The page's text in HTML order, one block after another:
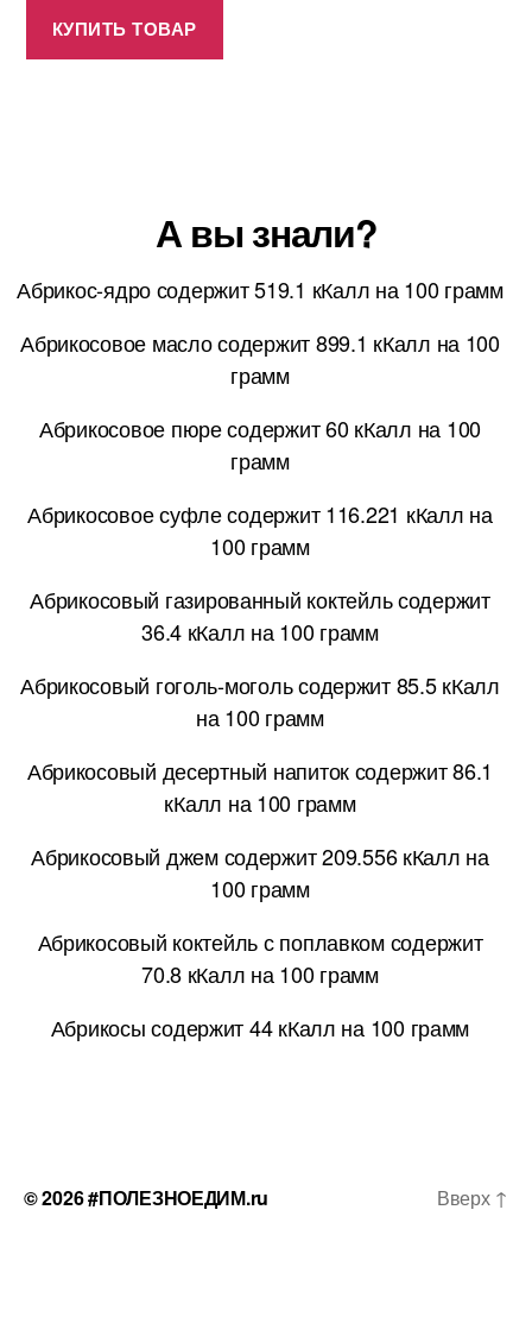
КУПИТЬ ТОВАР
А вы знали?
Абрикос-ядро содержит 519.1 кКалл на 100 грамм
Абрикосовое масло содержит 899.1 кКалл на 100
грамм
Абрикосовое пюре содержит 60 кКалл на 100
грамм
Абрикосовое суфле содержит 116.221 кКалл на
100 грамм
Абрикосовый газированный коктейль содержит
36.4 кКалл на 100 грамм
Абрикосовый гоголь-моголь содержит 85.5 кКалл
на 100 грамм
Абрикосовый десертный напиток содержит 86.1
кКалл на 100 грамм
Абрикосовый джем содержит 209.556 кКалл на
100 грамм
Абрикосовый коктейль с поплавком содержит
70.8 кКалл на 100 грамм
Абрикосы содержит 44 кКалл на 100 грамм
© 2026#ПОЛЕЗНОЕДИМ.ru Вверх ↑